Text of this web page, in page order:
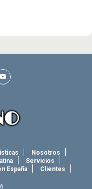
Nosotros
Servicios
España
Clientes